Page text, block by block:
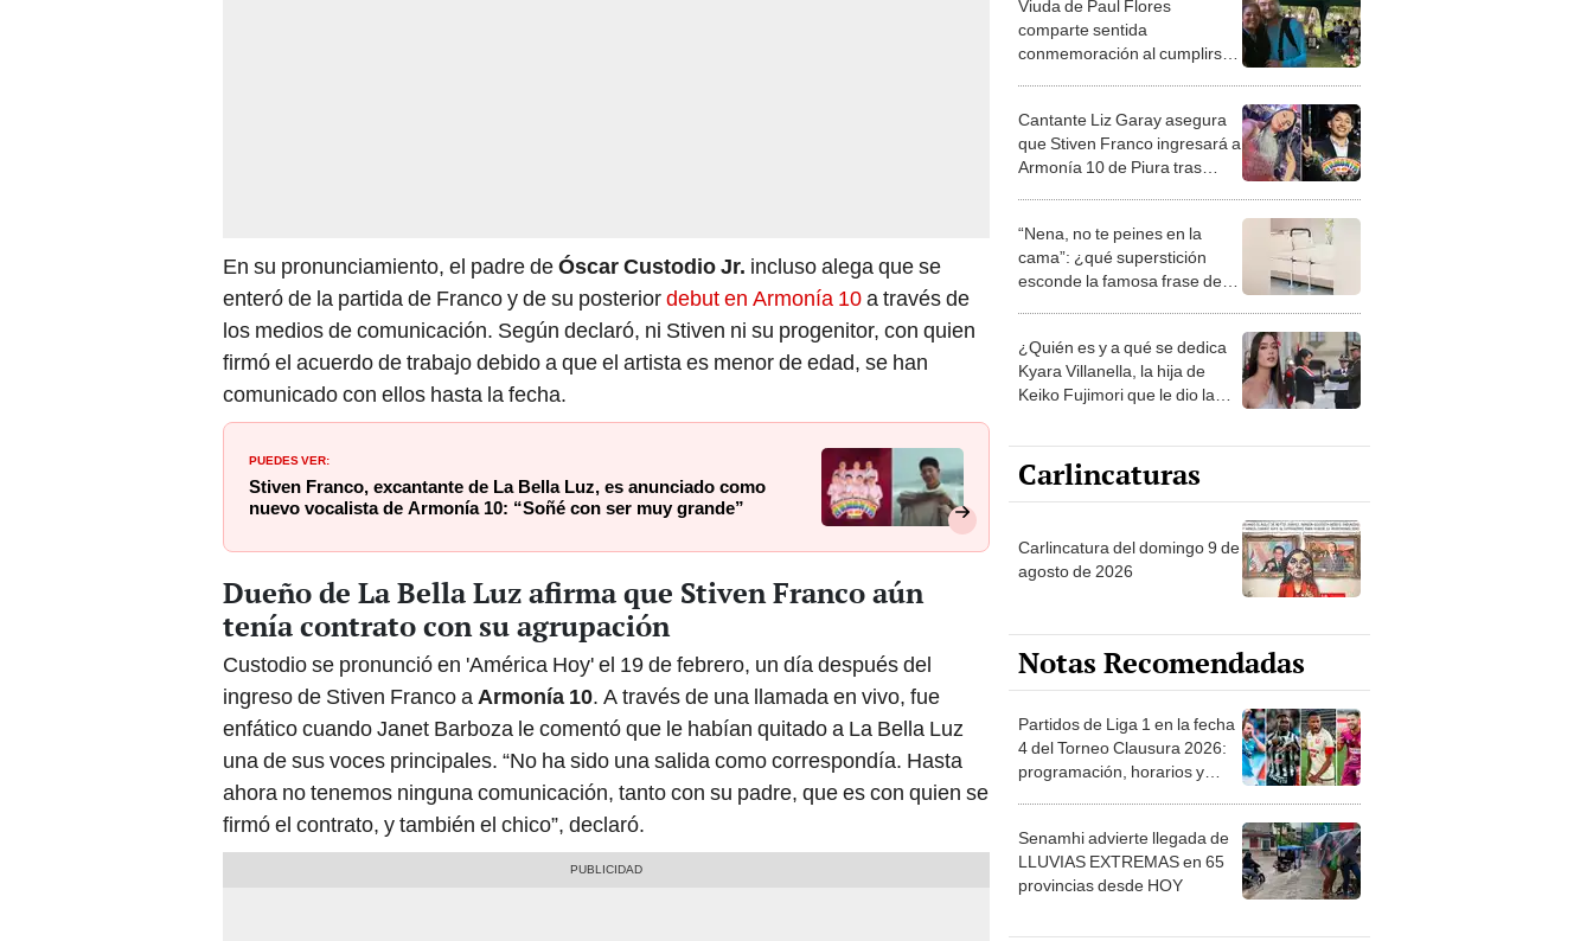
En su pronunciamiento, el padre deÓscar Custodio Jr. incluso alega que se
enteró de la partida de Franco y de su posteriordebut en Armonía 10a través de
los medios de comunicación. Según declaró, ni Stiven ni su progenitor, con quien
firmó el acuerdo de trabajo debido a que el artista es menor de edad, se han
comunicado con ellos hasta la fecha.
PUEDES VER:
Stiven Franco, excantante de La Bella Luz, es anunciado como
nuevo vocalista de Armonía 10: “Soñé con ser muy grande”
Dueño de La Bella Luz afirma que Stiven Franco aún
tenía contrato con su agrupación
Custodio se pronunció en 'América Hoy' el 19 de febrero, un día después del
ingreso de Stiven Franco aArmonía 10. A través de una llamada en vivo, fue
enfático cuando Janet Barboza le comentó que le habían quitado a La Bella Luz
una de sus voces principales. “No ha sido una salida como correspondía. Hasta
ahora no tenemos ninguna comunicación, tanto con su padre, que es con quien se
firmó el contrato, y también el chico”, declaró.
Viuda de Paul Flores
comparte sentida
conmemoración al cumplirse
ausencia duele"
Cantante Liz Garay asegura
que Stiven Franco ingresará a
Armonía 10 de Piura tras
“Nena, no te peines en la
cama”: ¿qué superstición
esconde la famosa frase de
¿Quién es y a qué se dedica
Kyara Villanella, la hija de
Keiko Fujimori que le dio la
Carlincaturas
Carlincatura del domingo 9 de
agosto de 2026
Notas Recomendadas
Partidos de Liga 1 en la fecha
4 del Torneo Clausura 2026:
programación, horarios y
Senamhi advierte llegada de
LLUVIAS EXTREMAS en 65
provincias desde HOY